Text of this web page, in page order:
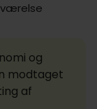
og
modtaget
af